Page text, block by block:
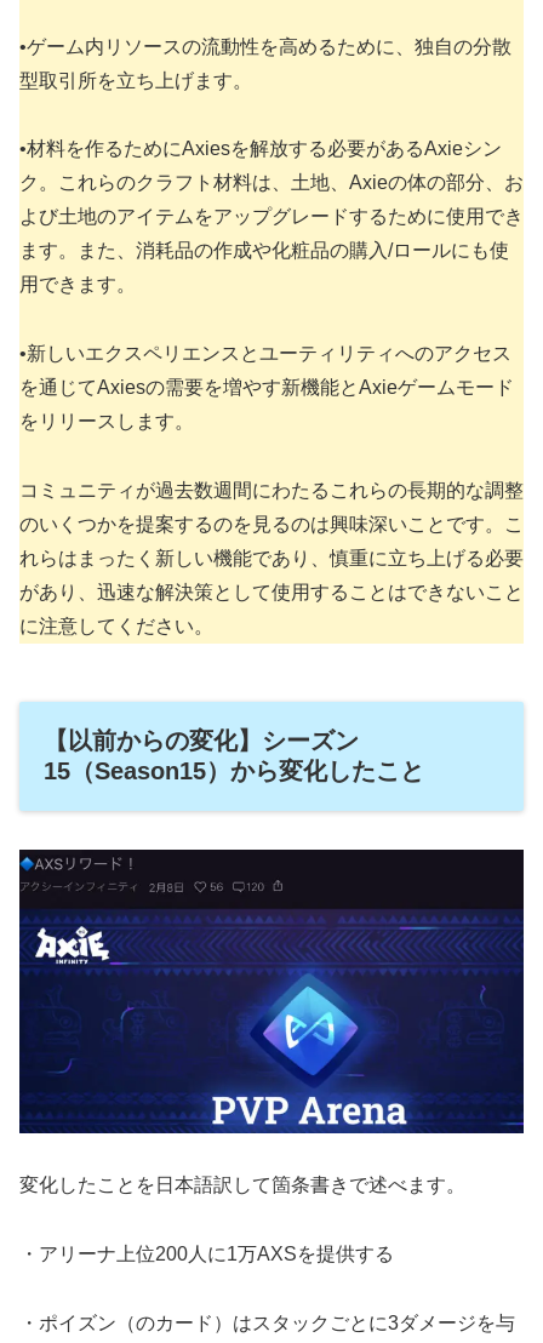
•ゲーム内リソースの流動性を高めるために、独自の分散
型取引所を立ち上げます。
•材料を作るためにAxiesを解放する必要があるAxieシン
ク。これらのクラフト材料は、土地、Axieの体の部分、お
よび土地のアイテムをアップグレードするために使用でき
ます。また、消耗品の作成や化粧品の購入/ロールにも使
用できます。
•新しいエクスペリエンスとユーティリティへのアクセス
を通じてAxiesの需要を増やす新機能とAxieゲームモード
をリリースします。
コミュニティが過去数週間にわたるこれらの長期的な調整
のいくつかを提案するのを見るのは興味深いことです。こ
れらはまったく新しい機能であり、慎重に立ち上げる必要
があり、迅速な解決策として使用することはできないこと
に注意してください。
【以前からの変化】シーズン
15（Season15）から変化したこと
変化したことを日本語訳して箇条書きで述べます。
・アリーナ上位200人に1万AXSを提供する
・ポイズン（のカード）はスタックごとに3ダメージを与